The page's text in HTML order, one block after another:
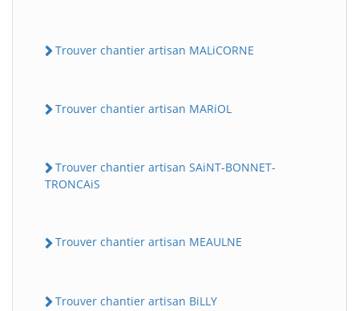
Trouver chantier artisan MALiCORNE
Trouver chantier artisan MARiOL
Trouver chantier artisan SAiNT-BONNET-
TRONCAiS
Trouver chantier artisan MEAULNE
Trouver chantier artisan BiLLY